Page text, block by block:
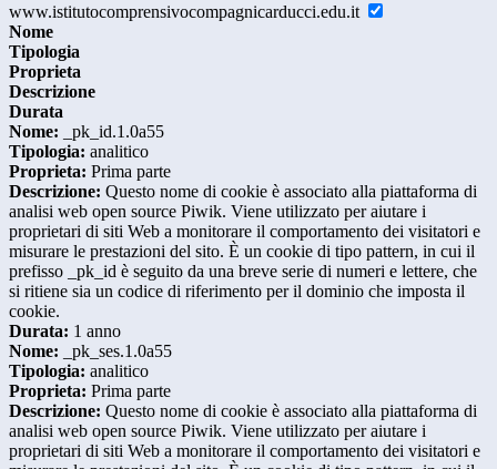
www.istitutocomprensivocompagnicarducci.edu.it
Nome
Tipologia
Proprieta
Descrizione
Durata
Nome: _pk_id.1.0a55
Tipologia: analitico
Proprieta: Prima parte
Descrizione: Questo nome di cookie è associato alla piattaforma di
analisi web open source Piwik. Viene utilizzato per aiutare i
proprietari di siti Web a monitorare il comportamento dei visitatori e
misurare le prestazioni del sito. È un cookie di tipo pattern, in cui il
prefisso _pk_id è seguito da una breve serie di numeri e lettere, che
si ritiene sia un codice di riferimento per il dominio che imposta il
cookie.
Durata: 1 anno
Nome: _pk_ses.1.0a55
Tipologia: analitico
Proprieta: Prima parte
Descrizione: Questo nome di cookie è associato alla piattaforma di
analisi web open source Piwik. Viene utilizzato per aiutare i
proprietari di siti Web a monitorare il comportamento dei visitatori e